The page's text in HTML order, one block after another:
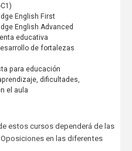
English First
English Advanced
educativa
de fortalezas
para educación
dificultades,
el aula
estos cursos dependerá de las
en las diferentes